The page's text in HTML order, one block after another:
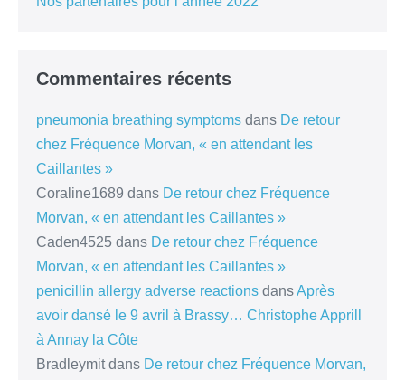
Commentaires récents
pneumonia breathing symptoms dans De retour
chez Fréquence Morvan, « en attendant les
Caillantes »
Coraline1689 dans De retour chez Fréquence
Morvan, « en attendant les Caillantes »
Caden4525 dans De retour chez Fréquence
Morvan, « en attendant les Caillantes »
penicillin allergy adverse reactions dansAprès
avoir dansé le 9 avril à Brassy… Christophe Apprill
à Annay la Côte
Bradleymitdans De retour chez Fréquence Morvan,